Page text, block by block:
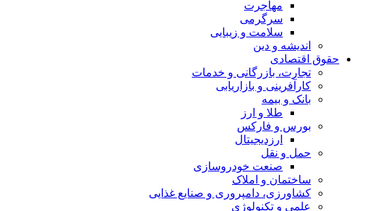
مهاجرت
سرگرمی
سلامت و زیبایی
اندیشه و دین
حقوق اقتصادی
تجارت، بازرگانی و خدمات
کارآفرینی و بازاریابی
بانک و بیمه
طلا و ارز
بورس و فارکس
ارزدیجیتال
حمل و نقل
صنعت خودروسازی
ساختمان و املاک
کشاورزی، دامپروری و صنایع غذایی
علمی و تکنولوژی